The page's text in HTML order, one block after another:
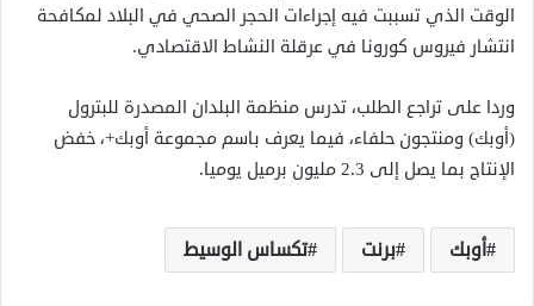
الوقت الذي تسببت فيه إجراءات الحجر الصحي في البلاد لمكافحة
انتشار فيروس كورونا في عرقلة النشاط الاقتصادي.
وردا على تراجع الطلب، تدرس منظمة البلدان المصدرة للبترول
(أوبك) ومنتجون حلفاء، فيما يعرف باسم مجموعة أوبك+، خفض
الإنتاج بما يصل إلى 2.3 مليون برميل يوميا.
أوبك برنت تكساس الوسيط